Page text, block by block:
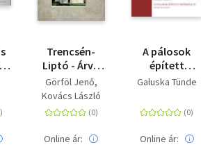
Trencsén-
Liptó - Árva
vármegye
középkori
templomai
Görföl Jenő
Kovács László
Online ár:
A pálosok
épített
öröksége II. -
Dunántúl
Galuska Tünde
Online ár: